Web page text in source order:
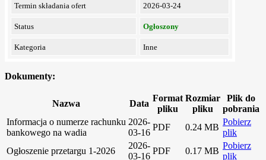
Termin składania ofert 2026-03-24
Status Ogłoszony
Kategoria Inne
Dokumenty:
Nazwa Data
Format
pliku
Rozmiar
pliku
Plik do
pobrania
Informacja o numerze rachunku
bankowego na wadia
2026-
03-16
PDF 0.24 MB
Pobierz
plik
Ogłoszenie przetargu 1-2026
2026-
03-16
PDF 0.17 MB
Pobierz
plik